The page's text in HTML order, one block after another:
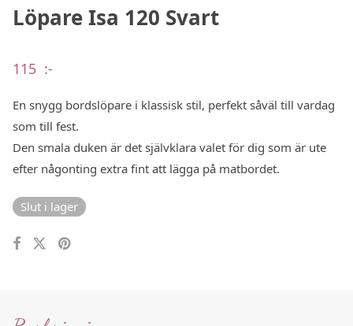
Löpare Isa 120 Svart
115 :-
En snygg bordslöpare i klassisk stil, perfekt såväl till vardag
som till fest.
Den smala duken är det självklara valet för dig som är ute
efter någonting extra fint att lägga på matbordet.
Slut i lager